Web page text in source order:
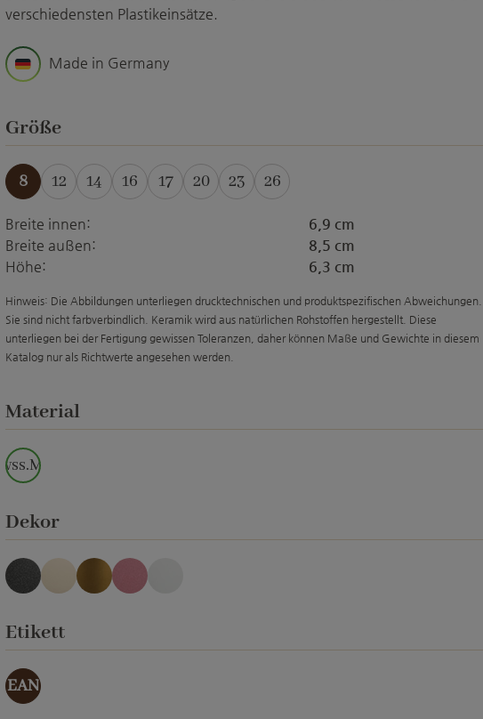
verschiedensten Plastikeinsätze.
Made in Germany
Größeauswählen
8 12
(Diese Option ist zurzeit nicht verfügbar.)
14 16
(Diese Option ist zurzeit nicht verfügbar.)
17
(Diese Option ist zurzeit nicht verfügbar.)
20
(Diese Option ist zurzeit nicht
23
(Diese Option ist zurzeit nicht
26
(Diese Option ist zurzeit
Breite innen:
6,9 cm
Breite außen:
8,5 cm
Höhe:
6,3 cm
Hinweis: Die Abbildungen unterliegen drucktechnischen und produktspezifischen Abweichungen.
Sie sind nicht farbverbindlich. Keramik wird aus natürlichen Rohstoffen hergestellt. Diese
unterliegen bei der Fertigung gewissen Toleranzen, daher können Maße und Gewichte in diesem
Katalog nur als Richtwerte angesehen werden.
Materialauswählen
wss.M.
Dekorauswählen
anthrazit Emery
creme Emery
gold-effektorchid Emery
Etikettauswählen
EAN